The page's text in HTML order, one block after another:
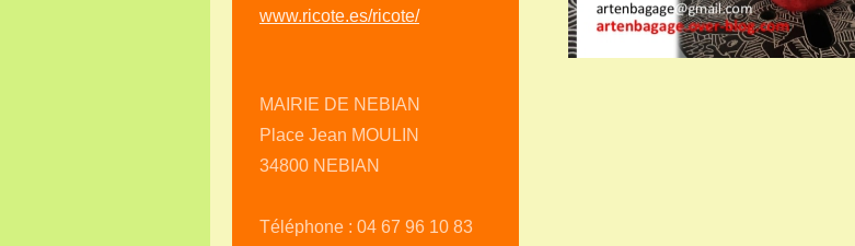
www.ricote.es/ricote/
MAIRIE DE NEBIAN
Place Jean MOULIN
34800 NEBIAN
Téléphone : 04 67 96 10 83